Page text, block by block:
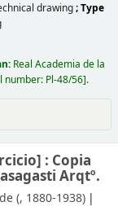
drawing; Type
Real Academia de la
number: Pl-48/56 .
: Copia
Arqtº.
(, 1880-1938)